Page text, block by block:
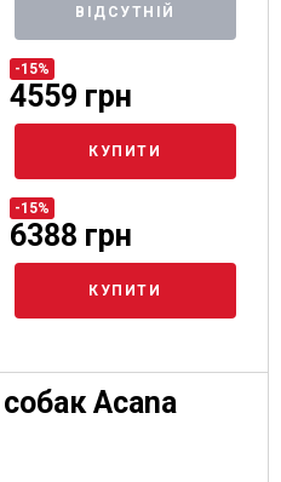
ВІДСУТНІЙ
-15%
4559 грн
КУПИТИ
-15%
6388 грн
КУПИТИ
Acana